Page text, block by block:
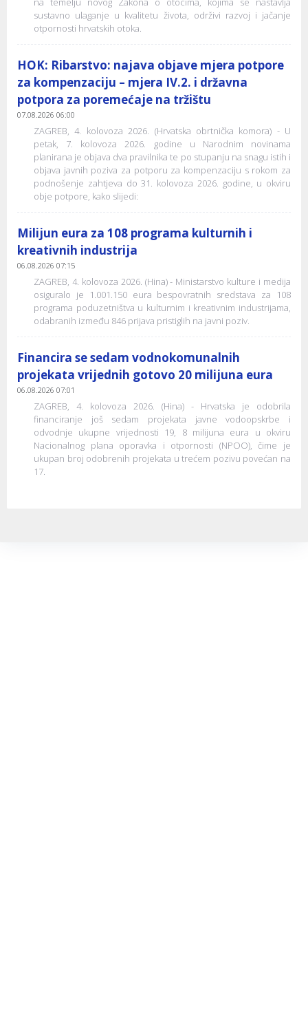
sustavno ulaganje u kvalitetu života, održivi razvoj i jačanje
otpornosti hrvatskih otoka.
HOK: Ribarstvo: najava objave mjera potpore
za kompenzaciju – mjera IV.2. i državna
potpora za poremećaje na tržištu
07.08.2026 06:00
ZAGREB, 4. kolovoza 2026. (Hrvatska obrtnička komora) - U
petak, 7. kolovoza 2026. godine u Narodnim novinama
planirana je objava dva pravilnika te po stupanju na snagu istih i
objava javnih poziva za potporu za kompenzaciju s rokom za
podnošenje zahtjeva do 31. kolovoza 2026. godine, u okviru
obje potpore, kako slijedi:
Milijun eura za 108 programa kulturnih i
kreativnih industrija
06.08.2026 07:15
ZAGREB, 4. kolovoza 2026. (Hina) - Ministarstvo kulture i medija
osiguralo je 1.001.150 eura bespovratnih sredstava za 108
programa poduzetništva u kulturnim i kreativnim industrijama,
odabranih između 846 prijava pristiglih na javni poziv.
Financira se sedam vodnokomunalnih
projekata vrijednih gotovo 20 milijuna eura
06.08.2026 07:01
ZAGREB, 4. kolovoza 2026. (Hina) - Hrvatska je odobrila
financiranje još sedam projekata javne vodoopskrbe i
odvodnje ukupne vrijednosti 19, 8 milijuna eura u okviru
Nacionalnog plana oporavka i otpornosti (NPOO), čime je
ukupan broj odobrenih projekata u trećem pozivu povećan na
17.